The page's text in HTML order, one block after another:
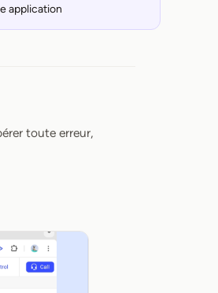
application
toute erreur,